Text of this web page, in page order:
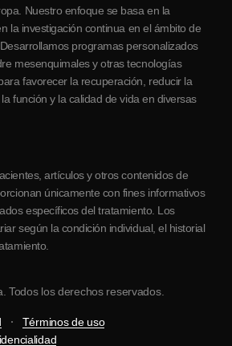
Nuestro enfoque se basa en la
la investigación continua en el ámbito de
programas personalizados
mesenquimales y otras tecnologías
favorecer la recuperación, reducir la
función y la calidad de vida en diversas
artículos y otros contenidos de
únicamente con fines informativos
específicos del tratamiento. Los
según la condición individual, el historial
Todos los derechos reservados.
Términos de uso